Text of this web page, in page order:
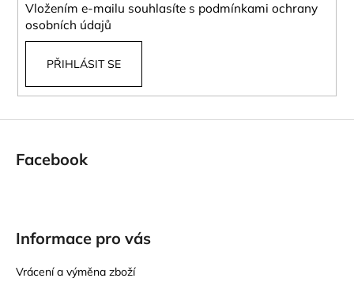
Vložením e-mailu souhlasíte s podmínkami ochrany
osobních údajů
PŘIHLÁSIT SE
Facebook
Informace pro vás
Vrácení a výměna zboží